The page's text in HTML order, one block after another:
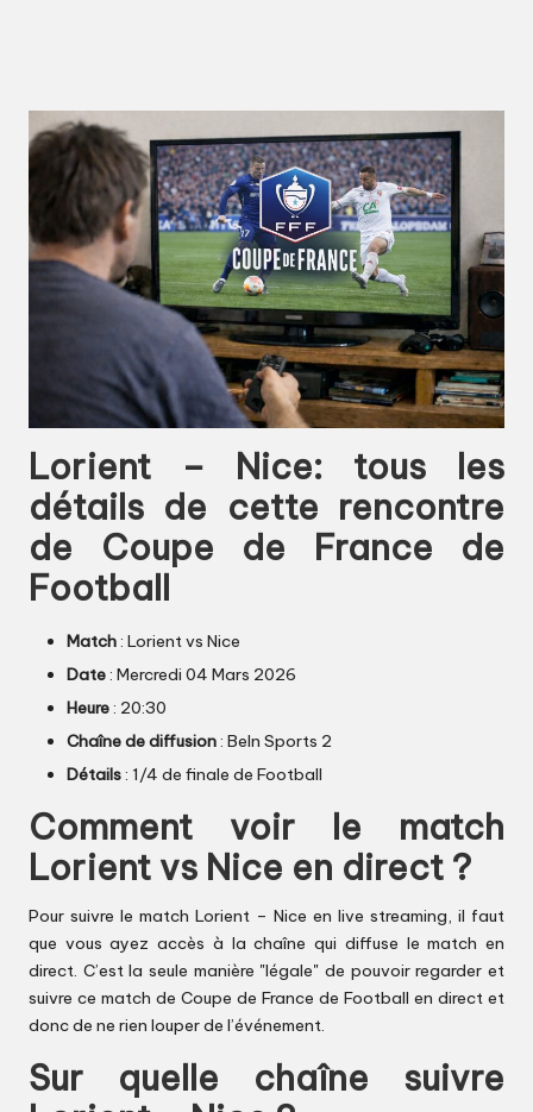
Lorient – Nice: tous les
détails de cette rencontre
de Coupe de France de
Football
Match: Lorient vs Nice
Date: Mercredi 04 Mars 2026
Heure: 20:30
Chaîne de diffusion: BeIn Sports 2
Détails: 1/4 de finale de Football
Comment voir le match
Lorient vs Nice en direct ?
Pour suivre le match Lorient – Nice en live streaming, il faut
que vous ayez accès à la chaîne qui diffuse le match en
direct. C’est la seule manière "légale" de pouvoir regarder et
suivre ce match de Coupe de France de Football en direct et
donc de ne rien louper de l’événement.
Sur quelle chaîne suivre